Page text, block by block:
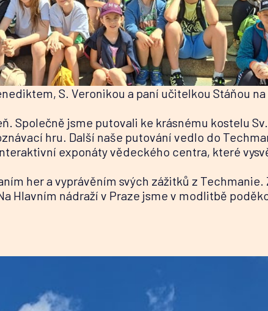
S. Veronikou a paní učitelkou Stáňou
Společně jsme putovali ke krásnému kostelu
hru. Další naše putování vedlo do
exponáty vědeckého centra, které
her a vyprávěním svých zážitků z
Hlavním nádraží v Praze jsme v modlitbě